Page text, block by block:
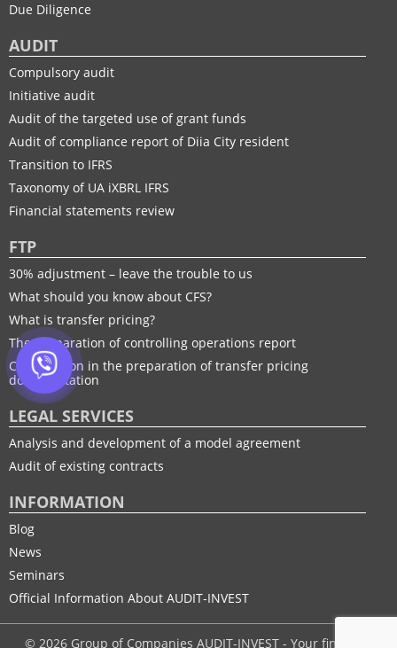
Due Diligence
AUDIT
Compulsory audit
Initiative audit
Audit of the targeted use of grant funds
Audit of compliance report of Diia City resident
Transition to IFRS
Taxonomy of UA іXBRL IFRS
Financial statements review
FTP
30% adjustment – leave the trouble to us
What should you know about CFS?
What is transfer pricing?
The preparation of controlling operations report
Consultation in the preparation of transfer pricing
documentation
LEGAL SERVICES
Analysis and development of a model agreement
Audit of existing contracts
INFORMATION
Blog
News
Seminars
Official Information About AUDIT-INVEST
© 2026 Group of Companies AUDIT-INVEST - Your financial